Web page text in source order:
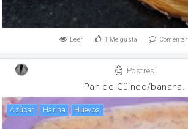
Leer 1 Me gusta Comentar
Postres
Pan de Güineo/banana.
Azúcar harina huevos